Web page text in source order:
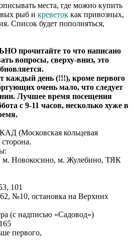
места, где можно купить
рыб и креветок как привозных,
Список будет пополняться,
прочитайте то что написано
вопросы, сверху-вниз, это
каждый день (!!!), кроме первого
очень мало, что следует
Лучшее время посещения
с 9-11 часов, несколько хуже в
(Московская кольцевая
Новокосино, м. Жулебино, ТЯК
101
№10, остановка на Верхних
(с надписью «Садовод»)
первого,